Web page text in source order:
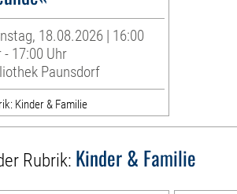
18.08.2026 | 16:00
- 17:00 Uhr
Paunsdorf
Kinder & Familie
Rubrik: Kinder & Familie